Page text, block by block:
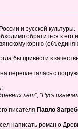
и русской культуры.
обратиться к его
корню
бы привести в
переплеталась с
лет", "Русь
писателя Павло
написать роман о